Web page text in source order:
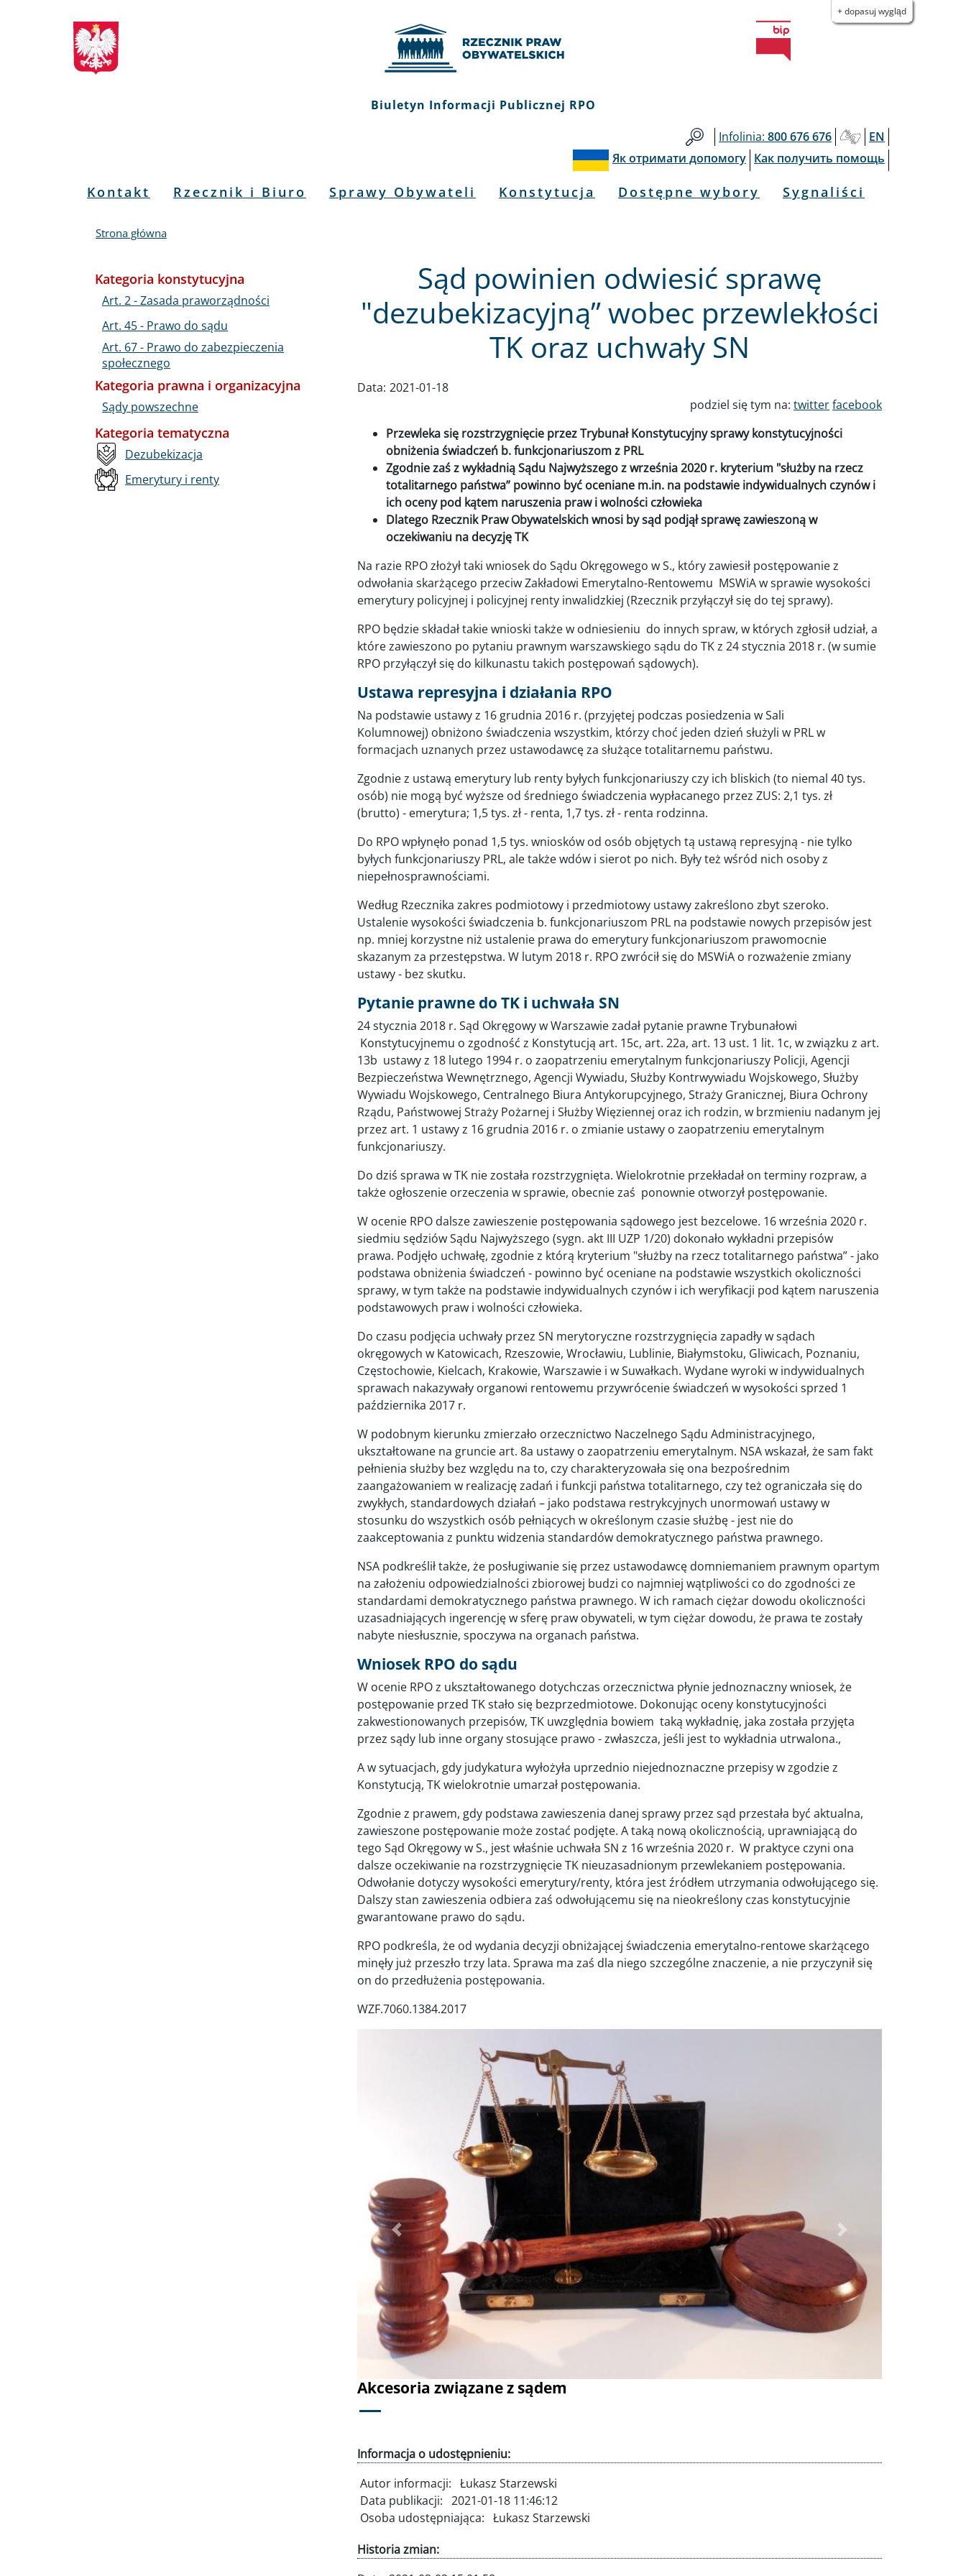
Biuletyn
Informacji
Publicznej
+ dopasuj wygląd
Biuletyn Informacji Publicznej RPO
Infolinia: 800 676 676
EN
Як отримати допомогу Как получить помощь
Menu
Kontakt Rzecznik i Biuro Sprawy Obywateli Konstytucja Dostępne wybory Sygnaliści
Strona główna
Sąd powinien odwiesić sprawę
"dezubekizacyjną” wobec przewlekłości
TK oraz uchwały SN
Data: 2021-01-18
podziel się tym na: twitterfacebook
Przewleka się rozstrzygnięcie przez Trybunał Konstytucyjny sprawy konstytucyjności
obniżenia świadczeń b. funkcjonariuszom z PRL
Zgodnie zaś z wykładnią Sądu Najwyższego z września 2020 r. kryterium "służby na rzecz
totalitarnego państwa” powinno być oceniane m.in. na podstawie indywidualnych czynów i
ich oceny pod kątem naruszenia praw i wolności człowieka
Dlatego Rzecznik Praw Obywatelskich wnosi by sąd podjął sprawę zawieszoną w
oczekiwaniu na decyzję TK
Na razie RPO złożył taki wniosek do Sądu Okręgowego w S., który zawiesił postępowanie z
odwołania skarżącego przeciw Zakładowi Emerytalno-Rentowemu MSWiA w sprawie wysokości
emerytury policyjnej i policyjnej renty inwalidzkiej (Rzecznik przyłączył się do tej sprawy).
RPO będzie składał takie wnioski także w odniesieniu do innych spraw, w których zgłosił udział, a
które zawieszono po pytaniu prawnym warszawskiego sądu do TK z 24 stycznia 2018 r. (w sumie
RPO przyłączył się do kilkunastu takich postępowań sądowych).
Ustawa represyjna i działania RPO
Na podstawie ustawy z 16 grudnia 2016 r. (przyjętej podczas posiedzenia w Sali
Kolumnowej) obniżono świadczenia wszystkim, którzy choć jeden dzień służyli w PRL w
formacjach uznanych przez ustawodawcę za służące totalitarnemu państwu.
Zgodnie z ustawą emerytury lub renty byłych funkcjonariuszy czy ich bliskich (to niemal 40 tys.
osób) nie mogą być wyższe od średniego świadczenia wypłacanego przez ZUS: 2,1 tys. zł
(brutto) - emerytura; 1,5 tys. zł - renta, 1,7 tys. zł - renta rodzinna.
Do RPO wpłynęło ponad 1,5 tys. wniosków od osób objętych tą ustawą represyjną - nie tylko
byłych funkcjonariuszy PRL, ale także wdów i sierot po nich. Były też wśród nich osoby z
niepełnosprawnościami.
Według Rzecznika zakres podmiotowy i przedmiotowy ustawy zakreślono zbyt szeroko.
Ustalenie wysokości świadczenia b. funkcjonariuszom PRL na podstawie nowych przepisów jest
np. mniej korzystne niż ustalenie prawa do emerytury funkcjonariuszom prawomocnie
skazanym za przestępstwa. W lutym 2018 r. RPO zwrócił się do MSWiA o rozważenie zmiany
ustawy - bez skutku.
Pytanie prawne do TK i uchwała SN
24 stycznia 2018 r. Sąd Okręgowy w Warszawie zadał pytanie prawne Trybunałowi
Konstytucyjnemu o zgodność z Konstytucją art. 15c, art. 22a, art. 13 ust. 1 lit. 1c, w związku z art.
13b ustawy z 18 lutego 1994 r. o zaopatrzeniu emerytalnym funkcjonariuszy Policji, Agencji
Bezpieczeństwa Wewnętrznego, Agencji Wywiadu, Służby Kontrwywiadu Wojskowego, Służby
Wywiadu Wojskowego, Centralnego Biura Antykorupcyjnego, Straży Granicznej, Biura Ochrony
Rządu, Państwowej Straży Pożarnej i Służby Więziennej oraz ich rodzin, w brzmieniu nadanym jej
przez art. 1 ustawy z 16 grudnia 2016 r. o zmianie ustawy o zaopatrzeniu emerytalnym
funkcjonariuszy.
Do dziś sprawa w TK nie została rozstrzygnięta. Wielokrotnie przekładał on terminy rozpraw, a
także ogłoszenie orzeczenia w sprawie, obecnie zaś ponownie otworzył postępowanie.
W ocenie RPO dalsze zawieszenie postępowania sądowego jest bezcelowe. 16 września 2020 r.
siedmiu sędziów Sądu Najwyższego (sygn. akt III UZP 1/20) dokonało wykładni przepisów
prawa. Podjęło uchwałę, zgodnie z którą kryterium "służby na rzecz totalitarnego państwa” - jako
podstawa obniżenia świadczeń - powinno być oceniane na podstawie wszystkich okoliczności
sprawy, w tym także na podstawie indywidualnych czynów i ich weryfikacji pod kątem naruszenia
podstawowych praw i wolności człowieka.
Do czasu podjęcia uchwały przez SN merytoryczne rozstrzygnięcia zapadły w sądach
okręgowych w Katowicach, Rzeszowie, Wrocławiu, Lublinie, Białymstoku, Gliwicach, Poznaniu,
Częstochowie, Kielcach, Krakowie, Warszawie i w Suwałkach. Wydane wyroki w indywidualnych
sprawach nakazywały organowi rentowemu przywrócenie świadczeń w wysokości sprzed 1
października 2017 r.
W podobnym kierunku zmierzało orzecznictwo Naczelnego Sądu Administracyjnego,
ukształtowane na gruncie art. 8a ustawy o zaopatrzeniu emerytalnym. NSA wskazał, że sam fakt
pełnienia służby bez względu na to, czy charakteryzowała się ona bezpośrednim
zaangażowaniem w realizację zadań i funkcji państwa totalitarnego, czy też ograniczała się do
zwykłych, standardowych działań – jako podstawa restrykcyjnych unormowań ustawy w
stosunku do wszystkich osób pełniących w określonym czasie służbę - jest nie do
zaakceptowania z punktu widzenia standardów demokratycznego państwa prawnego.
NSA podkreślił także, że posługiwanie się przez ustawodawcę domniemaniem prawnym opartym
na założeniu odpowiedzialności zbiorowej budzi co najmniej wątpliwości co do zgodności ze
standardami demokratycznego państwa prawnego. W ich ramach ciężar dowodu okoliczności
uzasadniających ingerencję w sferę praw obywateli, w tym ciężar dowodu, że prawa te zostały
nabyte niesłusznie, spoczywa na organach państwa.
Wniosek RPO do sądu
W ocenie RPO z ukształtowanego dotychczas orzecznictwa płynie jednoznaczny wniosek, że
postępowanie przed TK stało się bezprzedmiotowe. Dokonując oceny konstytucyjności
zakwestionowanych przepisów, TK uwzględnia bowiem taką wykładnię, jaka została przyjęta
przez sądy lub inne organy stosujące prawo - zwłaszcza, jeśli jest to wykładnia utrwalona.,
A w sytuacjach, gdy judykatura wyłożyła uprzednio niejednoznaczne przepisy w zgodzie z
Konstytucją, TK wielokrotnie umarzał postępowania.
Zgodnie z prawem, gdy podstawa zawieszenia danej sprawy przez sąd przestała być aktualna,
zawieszone postępowanie może zostać podjęte. A taką nową okolicznością, uprawniającą do
tego Sąd Okręgowy w S., jest właśnie uchwała SN z 16 września 2020 r. W praktyce czyni ona
dalsze oczekiwanie na rozstrzygnięcie TK nieuzasadnionym przewlekaniem postępowania.
Odwołanie dotyczy wysokości emerytury/renty, która jest źródłem utrzymania odwołującego się.
Dalszy stan zawieszenia odbiera zaś odwołującemu się na nieokreślony czas konstytucyjnie
gwarantowane prawo do sądu.
RPO podkreśla, że od wydania decyzji obniżającej świadczenia emerytalno-rentowe skarżącego
minęły już przeszło trzy lata. Sprawa ma zaś dla niego szczególne znaczenie, a nie przyczynił się
on do przedłużenia postępowania.
WZF.7060.1384.2017
Akcesoria związane z sądem
Poprzednie Dalej
Informacja o udostępnieniu:
Autor informacji: Łukasz Starzewski
Data publikacji: 2021-01-18 11:46:12
Osoba udostępniająca: Łukasz Starzewski
Historia zmian:
Kategoria konstytucyjna
Art. 2 - Zasada praworządności
Art. 45 - Prawo do sądu
Art. 67 - Prawo do zabezpieczenia
społecznego
Kategoria prawna i organizacyjna
Sądy powszechne
Kategoria tematyczna
Dezubekizacja
Emerytury i renty